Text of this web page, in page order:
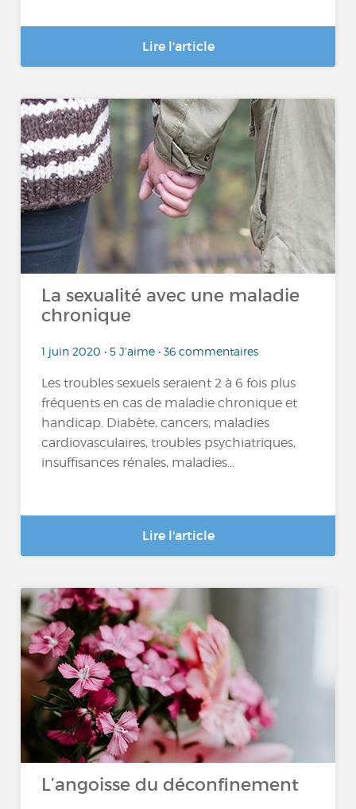
Lire l'article
La sexualité avec une maladie
chronique
1 juin 2020 • 5 J'aime • 36 commentaires
Les troubles sexuels seraient 2 à 6 fois plus
fréquents en cas de maladie chronique et
handicap. Diabète, cancers, maladies
cardiovasculaires, troubles psychiatriques,
insuffisances rénales, maladies...
Lire l'article
L’angoisse du déconfinement